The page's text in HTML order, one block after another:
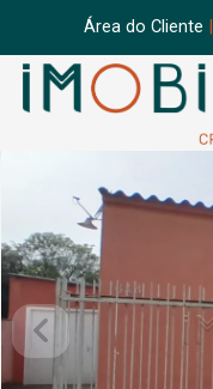
Área do Cliente